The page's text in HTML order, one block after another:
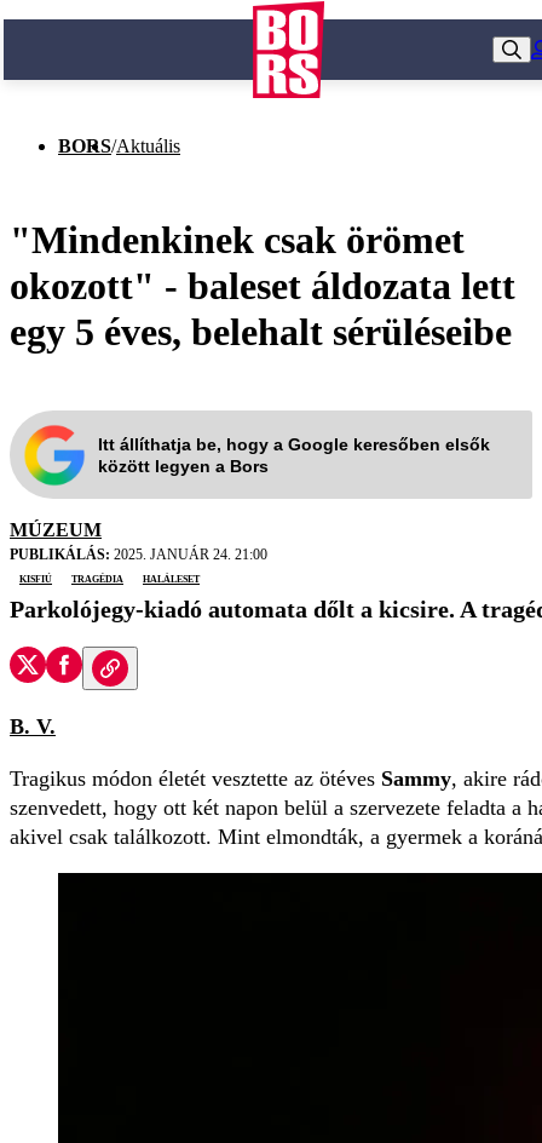
BORS/Aktuális
"Mindenkinek csak örömet
okozott" - baleset áldozata lett
egy 5 éves, belehalt sérüléseibe
Itt állíthatja be, hogy a Google keresőben elsők
között legyen a Bors
MÚZEUM
PUBLIKÁLÁS: 2025. JANUÁR 24. 21:00
kisfiú
tragédia haláleset
Parkolójegy-kiadó automata dőlt a kicsire. A
B. V.
Tragikus módon életét vesztette az ötéves Sammy, akire
szenvedett, hogy ott két napon belül a szervezete feladta
akivel csak találkozott. Mint elmondták, a gyermek a